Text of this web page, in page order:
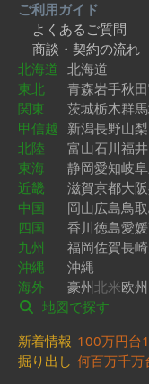
ご利用ガイド
よくあるご質問
商談・契約の流れ
北海道 北海道
東北
青森岩手秋田
関東
茨城栃木群馬
甲信越 新潟長野山梨
北陸
富山石川福井
東海
静岡愛知岐阜
近畿
滋賀京都大阪
中国
岡山広島鳥取
四国
香川徳島愛媛
九州
福岡佐賀長崎
沖縄
沖縄
海外
豪州北米欧州
地図で探す
新着情報 100万円台
掘り出し 何百万千万